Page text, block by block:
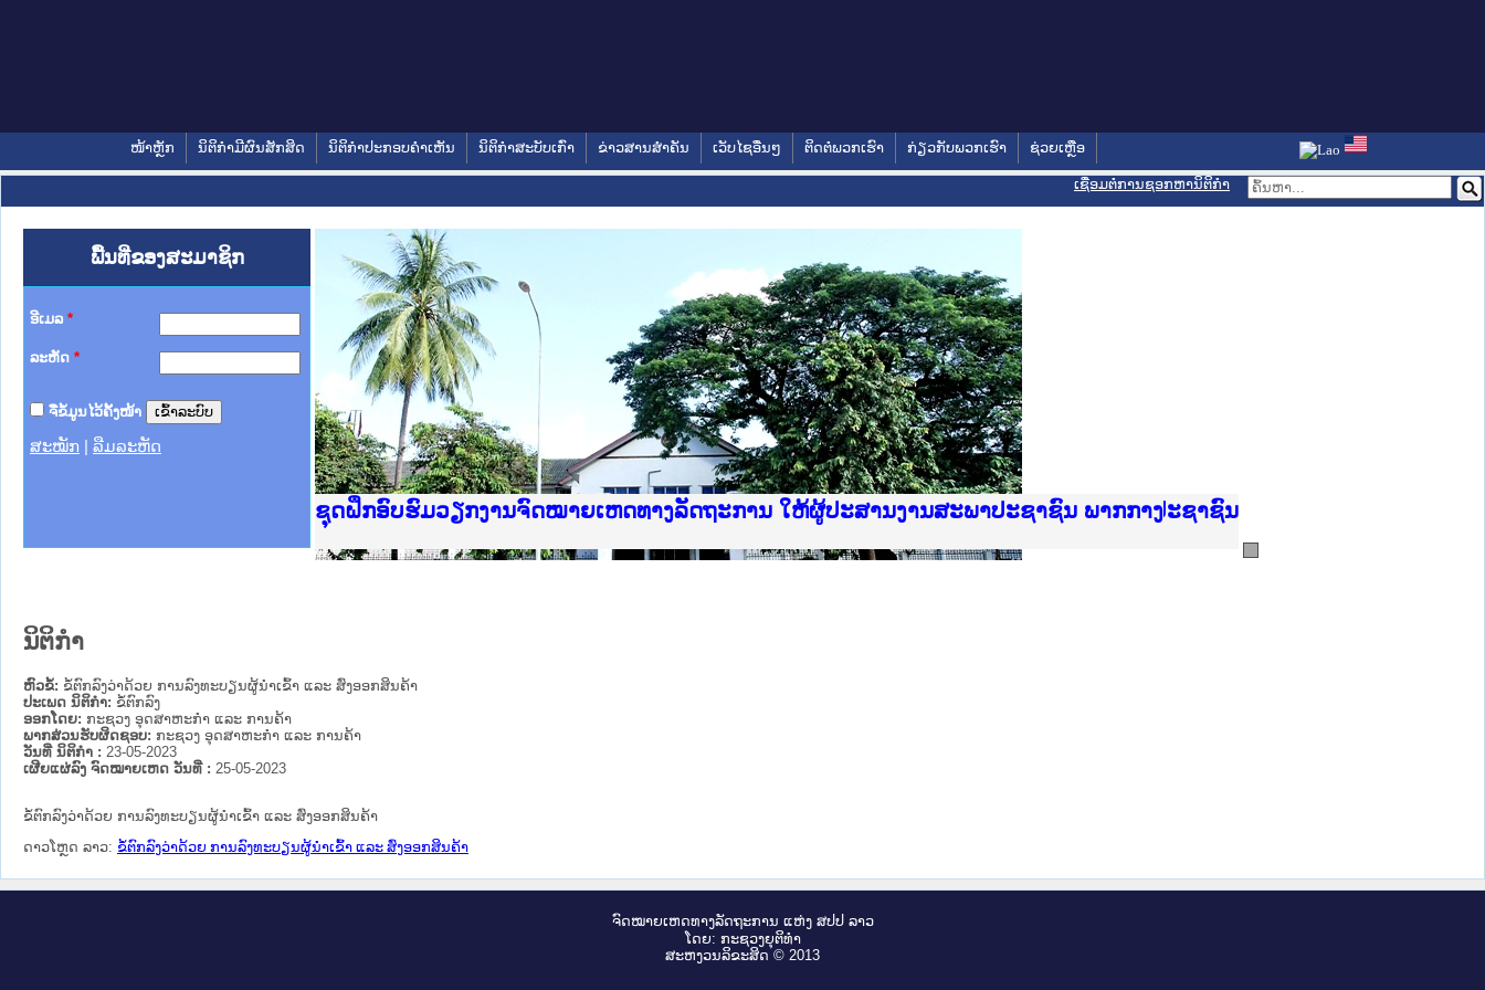
ໜ້າຫຼັກ ນິຕິກໍາມີຜົນສັກສິດ ນິຕິກໍາປະກອບຄໍາເຫັນ ນິຕິກໍາສະບັບເກົ່າ ຂ່າວສານສໍາຄັນ ເວັບໄຊອື່ນໆ ຕິດຕໍ່ພວກເຮົາ ກ່ຽວກັບພວກເຮົາ ຊ່ວຍເຫຼືອ
ເຊື່ອມຕໍ່ການຊອກຫານິຕິກຳ
ພື້ນທີ່ຂອງສະມາຊິກ
ອີເມລ *
ລະຫັດ *
ຈື່ຂໍ້ມູນໄວ້ຄັ້ງໜ້າ
ສະໝັກ ລືມລະຫັດ
Ministry of Justice Lao PDR
ເຜີຍແຜ່ວັບໄຊຈົດໝາຍເຫດທາງລັດຖະການ ແລະ ແອັບກົດໝາຍລາວ ທີ່ ສະຖາບັນຍຸຕິທຳແຫ່ງຊາດ
ກະຊວງຍຸຕິທຳ
ຊຸດຝຶກອົບຮົມວຽກງານຈົດໝາຍເຫດທາງລັດຖະການ ໃຫ້ຜູ້ປະສານງານສະພາປະຊາຊົນ ພາກເໜືອ
ກອງປະຊຸມທົບທວນຄືນການຈັດຕັ້ງປະຕິບັດວຽກງານຈົດໝາຍເຫດທາງລັດຖະການ
ຝຶກອົບຮົມ ຜູ່ປະສານງານວຽກງານຈົດໝາຍເຫດທາງລັດຖະການ ສຳລັບ ພາກກາງ
ຝຶກອົບຮົມ ຜູ່ປະສານງານວຽກງານຈົດໝາຍເຫດທາງລັດຖະການ ສຳລັບ ພາກໃຕ້
ເຜີຍແຜ່ແອັບກົດໝາຍລາວ ແລະ ເວັບໄຊຈົດໝາຍເຫດທາງລັດຖະການ ທີ່ ວິທະຍາຄານຕຳຫຼວດປະຊາຊົນ
ເຜີຍແຜ່ແອັບກົດໝາຍລາວ ແລະ ເວັບໄຊຈົດໝາຍເຫດທາງລັດຖະການ ທີ່ ວິທະຍາຄານສັນຕິບານປະຊາຊົນ
ຍົກລະດັບວຽກງານຈົດໝາຍເຫດທາງລັດຖະການໃຫ້ຜູ້ປະສານງານຂັ້ນແຂວງພາກເໜືອ
ຊຸດຝຶກອົບຮົມວຽກງານຈົດໝາຍເຫດທາງລັດຖະການ ໃຫ້ຜູ້ປະສານງານສະພາປະຊາຊົນ ພາກກາງ
ນິຕິກໍາ
ຫົວຂໍ້: ຂໍ້ຕົກລົງວ່າດ້ວຍ ການລົງທະບຽນຜູ້ນໍາເຂົ້າ ແລະ ສົ່ງອອກສິນຄ້າ
ປະເພດ ນິຕິກໍາ: ຂໍ້ຕົກລົງ
ອອກໂດຍ: ກະຊວງ ອຸດສາຫະກຳ ແລະ ການຄ້າ
ພາກສ່ວນຮັບຜິດຊອບ: ກະຊວງ ອຸດສາຫະກຳ ແລະ ການຄ້າ
ວັນທີ່ ນິຕິກໍາ : 23-05-2023
ເຜີຍແຜ່ລົງ ຈົດໝາຍເຫດ ວັນທີ່ : 25-05-2023
ຂໍ້ຕົກລົງວ່າດ້ວຍ ການລົງທະບຽນຜູ້ນໍາເຂົ້າ ແລະ ສົ່ງອອກສິນຄ້າ
ດາວໂຫຼດ ລາວ: ຂໍ້ຕົກລົງວ່າດ້ວຍ ການລົງທະບຽນຜູ້ນໍາເຂົ້າ ແລະ ສົ່ງອອກສິນຄ້າ
ຈົດ​ໝາຍ​ເຫດ​ທາງ​ລັດ​ຖະ​ການ ແຫ່ງ ສ​ປ​ປ ລາວ
ໂດຍ: ກະ​ຊວງຍຸ​ຕິ​ທຳ
ສະ​ຫງວນ​ລິ​ຂະ​ສິດ © 2013